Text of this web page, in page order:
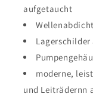
aufgetaucht
Lagerschilder
moderne,
und Leiträdernn